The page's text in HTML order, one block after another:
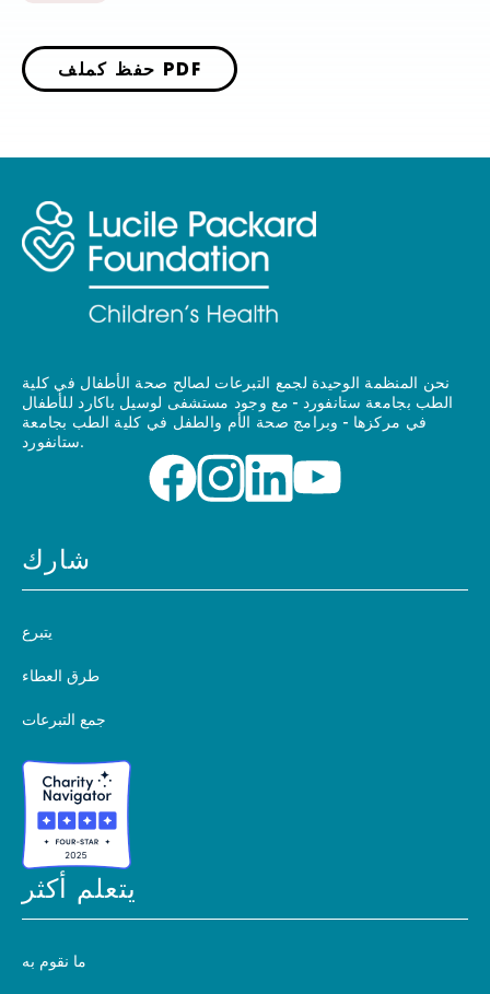
حفظ كملف PDF
نحن المنظمة الوحيدة لجمع التبرعات لصالح صحة الأطفال في كلية
الطب بجامعة ستانفورد - مع وجود مستشفى لوسيل باكارد للأطفال
في مركزها - وبرامج صحة الأم والطفل في كلية الطب بجامعة
ستانفورد.
شارك
يتبرع
طرق العطاء
جمع التبرعات
يتعلم أكثر
ما نقوم به